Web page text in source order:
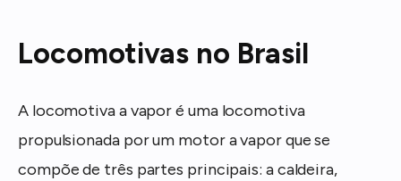
Locomotivas no Brasil
A locomotiva a vapor é uma locomotiva
propulsionada por um motor a vapor que se
compõe de três partes principais: a caldeira,